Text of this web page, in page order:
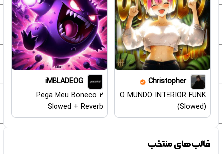
Christopher
O MUNDO INTERIOR FUNK
(Slowed)
iMBLADEOG
Pega Meu Boneco 2
Slowed + Reverb
قالب‌های منتخب